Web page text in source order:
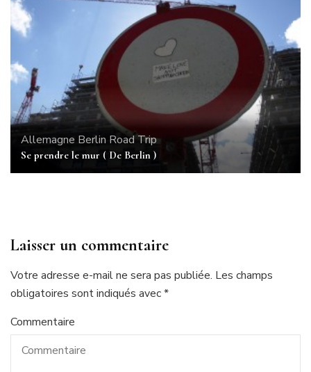
Allemagne Berlin Road Trip
Se prendre le mur ( De Berlin )
Laisser un commentaire
Votre adresse e-mail ne sera pas publiée. Les champs
obligatoires sont indiqués avec*
Commentaire